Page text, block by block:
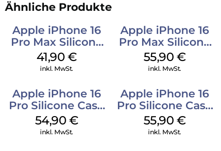
Ähnliche Produkte
Apple iPhone 16
Pro Max Silicone
Case MagSafe
Ultramarine
41,90 €
inkl. MwSt.
Apple iPhone 16
Pro Max Silicone
Case MagSafe
Stone Gray
55,90 €
inkl. MwSt.
Apple iPhone 16
Pro Silicone Case
MagSafe Black
54,90 €
inkl. MwSt.
Apple iPhone 16
Pro Silicone Case
MagSafe Stone
Gray
55,90 €
inkl. MwSt.